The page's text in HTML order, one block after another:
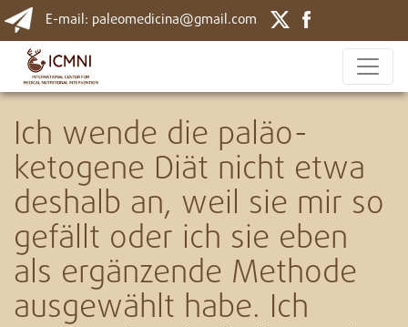
E-mail: paleomedicina@gmail.com
Ich wende die paläo-
ketogene Diät nicht etwa
deshalb an, weil sie mir so
gefällt oder ich sie eben
als ergänzende Methode
ausgewählt habe. Ich